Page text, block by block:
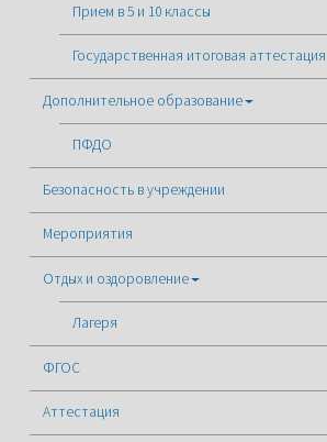
Прием в 5 и 10 классы
Государственная итоговая аттестация
Дополнительное образование
ПФДО
Безопасность в учреждении
Мероприятия
Отдых и оздоровление
Лагеря
ФГОС
Аттестация